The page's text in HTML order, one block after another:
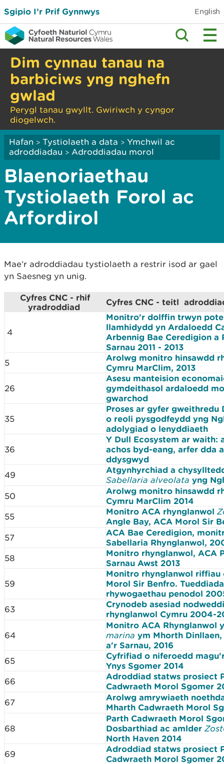
Sgipio I’r Prif Gynnwys English
Dim cynnau tanau na
barbiciws yng nghefn
gwlad
Perygl tanau gwyllt. Gwiriwch y cyngor
diogelwch.
Hafan > Tystiolaeth a data > Ymchwil ac
adroddiadau > Adroddiadau morol
Blaenoriaethau
Tystiolaeth Forol ac
Arfordirol
Mae’r adroddiadau tystiolaeth a restrir isod ar gael
yn Saesneg yn unig.
Cyfres CNC - rhif
yradroddiad
Cyfres CNC - teitl
4
Monitro'r dolffin trwyn
llamhidydd yn Ardaloedd
Arbennig Bae Ceredigion a
Sarnau 2011 - 2013
5
Arolwg monitro hinsawdd
Cymru MarClim, 2013
26
Asesu manteision
gymdeithasol ardaloedd
gwarchod
35
Proses ar gyfer gweithredu
o reoli pysgodfeydd yng
adolygiad o lenyddiaeth
36
Y Dull Ecosystem ar waith:
achos byd-eang, arfer dda
ddysgwyd
49
Atgynhyrchiad a
Sabellaria alveolata yng
50
Arolwg monitro hinsawdd
Cymru MarClim 2014
55
Monitro ACA rhynglanwol
Angle Bay, ACA Morol Sir
57
ACA Bae Ceredigion,
Sabellaria Rhynglanwol,
58
Monitro rhynglanwol, ACA
Sarnau Awst 2013
59
Monitro rhynglanwol riffiau
Morol Sir Benfro.
rhywogaethau penodol
63
Crynodeb asesiad
rhynglanwol Cymru 2004-
64
Monitro ACA Rhynglanwol
marina ym Mhorth Dinllaen,
a'r Sarnau, 2016
65
Cyfrifiad o niferoedd
Ynys Sgomer 2014
66
Adroddiad statws prosiect
Cadwraeth Morol Sgomer
67
Arolwg amrywiaeth
Mharth Cadwraeth Morol
68
Parth Cadwraeth Morol
Dosbarthiad ac amlder
North Haven 2014
69
Adroddiad statws prosiect
Cadwraeth Morol Sgomer